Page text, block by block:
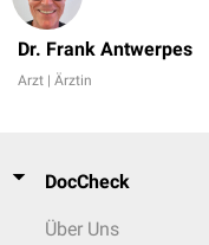
Dr. Frank Antwerpes
Arzt | Ärztin
DocCheck
Über Uns